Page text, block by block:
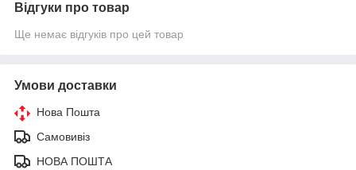
Відгуки про товар
Ще немає відгуків про цей товар
Умови доставки
Нова Пошта
Самовивіз
НОВА ПОШТА